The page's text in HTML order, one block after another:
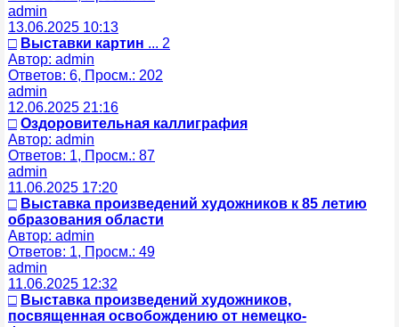
admin
13.06.2025 10:13
□ Выставки картин ... 2
Автор: admin
Ответов: 6, Просм.: 202
admin
12.06.2025 21:16
□ Оздоровительная каллиграфия
Автор: admin
Ответов: 1, Просм.: 87
admin
11.06.2025 17:20
□ Выставка произведений художников к 85 летию
образования области
Автор: admin
Ответов: 1, Просм.: 49
admin
11.06.2025 12:32
□ Выставка произведений художников,
посвященная освобождению от немецко-